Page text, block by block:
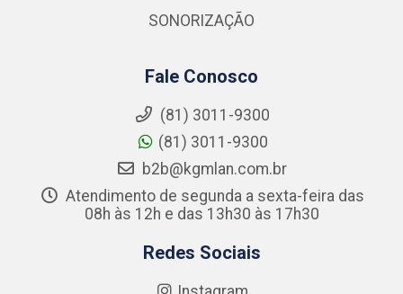
SONORIZAÇÃO
Fale Conosco
(81) 3011-9300
(81) 3011-9300
b2b@kgmlan.com.br
Atendimento de segunda a sexta-feira das
08h às 12h e das 13h30 às 17h30
Redes Sociais